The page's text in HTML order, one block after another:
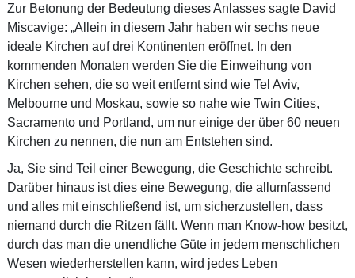
Zur Betonung der Bedeutung dieses Anlasses sagte David
Miscavige: „Allein in diesem Jahr haben wir sechs neue
ideale Kirchen auf drei Kontinenten eröffnet. In den
kommenden Monaten werden Sie die Einweihung von
Kirchen sehen, die so weit entfernt sind wie Tel Aviv,
Melbourne und Moskau, sowie so nahe wie Twin Cities,
Sacramento und Portland, um nur einige der über 60 neuen
Kirchen zu nennen, die nun am Entstehen sind.
Ja, Sie sind Teil einer Bewegung, die Geschichte schreibt.
Darüber hinaus ist dies eine Bewegung, die allumfassend
und alles mit einschließend ist, um sicherzustellen, dass
niemand durch die Ritzen fällt. Wenn man Know-how besitzt,
durch das man die unendliche Güte in jedem menschlichen
Wesen wiederherstellen kann, wird jedes Leben